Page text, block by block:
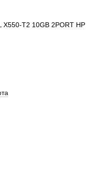
X550-T2 10GB 2PORT HP